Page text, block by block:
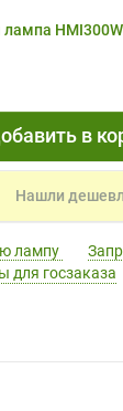
лампа HMI300W
в
Нашли
лампу
для госзаказа